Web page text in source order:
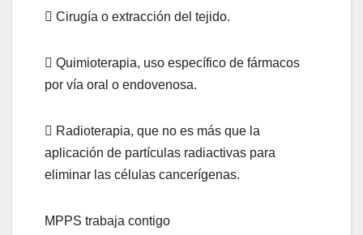
 Cirugía o extracción del tejido.
 Quimioterapia, uso específico de fármacos
por vía oral o endovenosa.
 Radioterapia, que no es más que la
aplicación de partículas radiactivas para
eliminar las células cancerígenas.
MPPS trabaja contigo